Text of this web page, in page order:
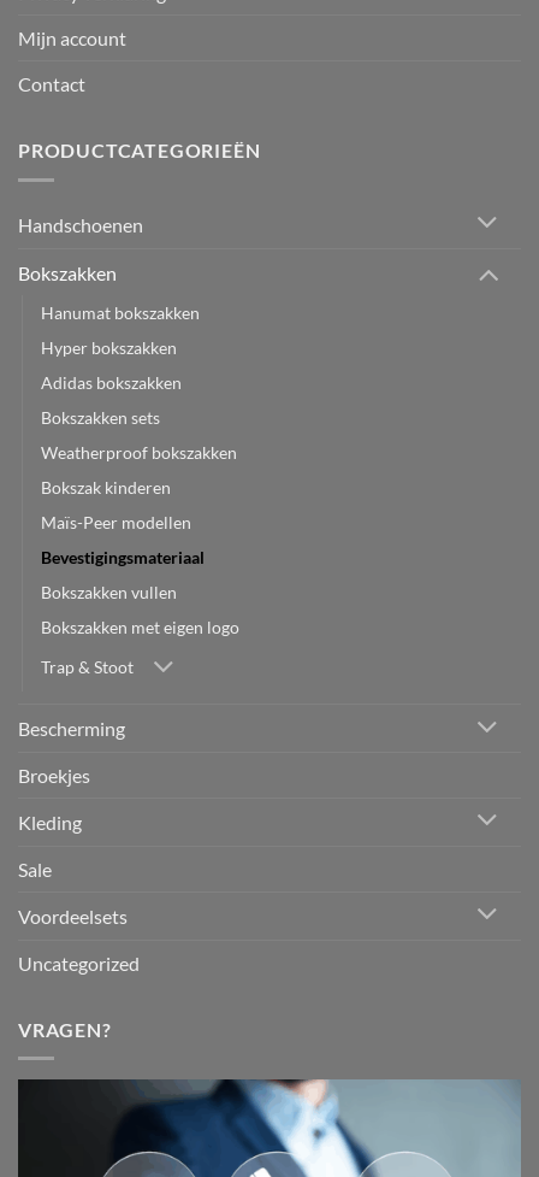
Mijn account
Contact
PRODUCTCATEGORIEËN
Handschoenen
Bokszakken
Hanumat bokszakken
Hyper bokszakken
Adidas bokszakken
Bokszakken sets
Weatherproof bokszakken
Bokszak kinderen
Maïs-Peer modellen
Bevestigingsmateriaal
Bokszakken vullen
Bokszakken met eigen logo
Trap & Stoot
Bescherming
Broekjes
Kleding
Sale
Voordeelsets
Uncategorized
VRAGEN?